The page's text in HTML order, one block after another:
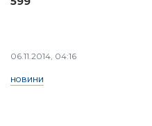
06.11.2014, 04:16
НОВИНИ